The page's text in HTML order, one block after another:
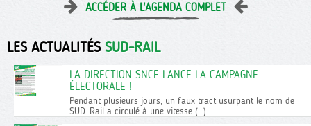
ACCÉDER À L'AGENDA COMPLET
LES ACTUALITÉS SUD-RAIL
LA DIRECTION SNCF LANCE LA CAMPAGNE
ÉLECTORALE !
Pendant plusieurs jours, un faux tract usurpant le nom de
SUD-Rail a circulé à une vitesse (…)